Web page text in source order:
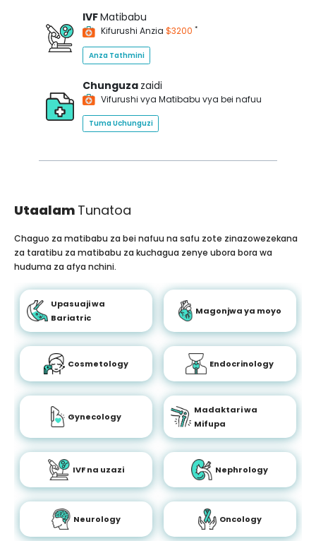
IVFMatibabu
Kifurushi Anzia $3200 *
Anza Tathmini
Chunguza zaidi
Vifurushi vya Matibabu vya bei nafuu
Tuma Uchunguzi
Utaalam Tunatoa
Chaguo za matibabu za bei nafuu na safu zote zinazowezekana
za taratibu za matibabu za kuchagua zenye ubora bora wa
huduma za afya nchini.
Upasuaji wa
Bariatric
Magonjwa ya moyo
Cosmetology Endocrinology
Gynecology
Madaktari wa
Mifupa
IVF na uzazi Nephrology
Neurology Oncology